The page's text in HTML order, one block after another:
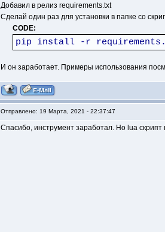
Добавил в релиз requirements.txt
Сделай один раз для установки в папке со
CODE:
pip install -r
И он заработает. Примеры использования
Отправлено: 19 Марта, 2021 - 22:37:47
Спасибо, инструмент заработал. Но lua скрипт